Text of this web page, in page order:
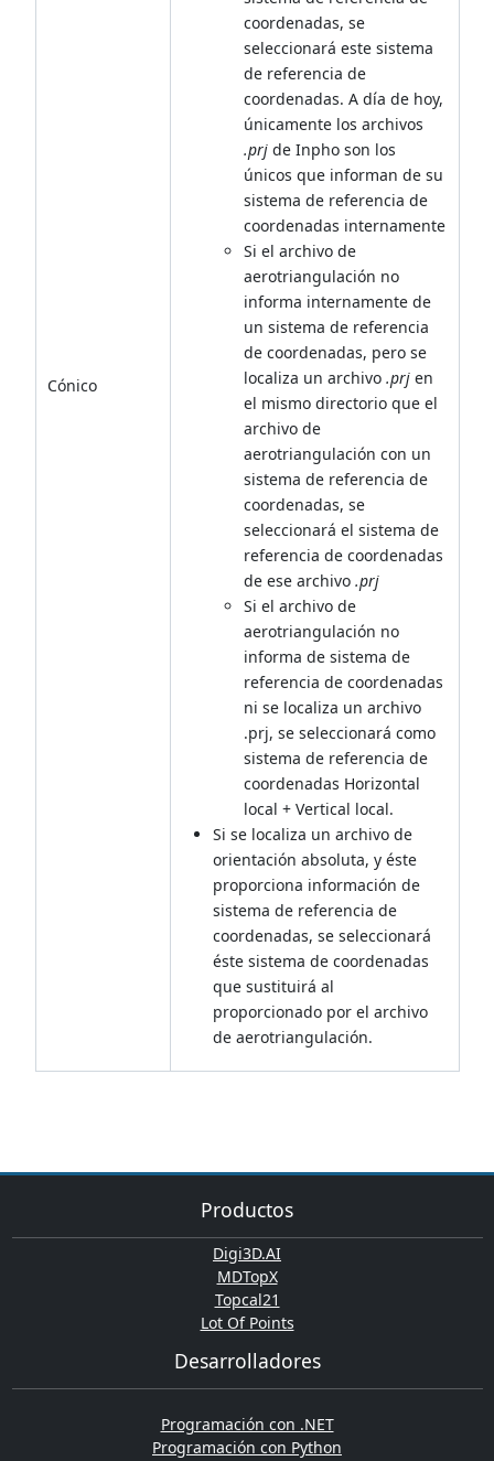
Cónico
coordenadas, se
seleccionará este sistema
de referencia de
coordenadas. A día de hoy,
únicamente los archivos
.prj de Inpho son los
únicos que informan de su
sistema de referencia de
coordenadas internamente
Si el archivo de
aerotriangulación no
informa internamente de
un sistema de referencia
de coordenadas, pero se
localiza un archivo .prj en
el mismo directorio que el
archivo de
aerotriangulación con un
sistema de referencia de
coordenadas, se
seleccionará el sistema de
referencia de coordenadas
de ese archivo .prj
Si el archivo de
aerotriangulación no
informa de sistema de
referencia de coordenadas
ni se localiza un archivo
.prj, se seleccionará como
sistema de referencia de
coordenadas Horizontal
local + Vertical local.
Si se localiza un archivo de
orientación absoluta, y éste
proporciona información de
sistema de referencia de
coordenadas, se seleccionará
éste sistema de coordenadas
que sustituirá al
proporcionado por el archivo
de aerotriangulación.
Productos
Digi3D.AI
MDTopX
Topcal21
Lot Of Points
Desarrolladores
Programación con .NET
Programación con Python